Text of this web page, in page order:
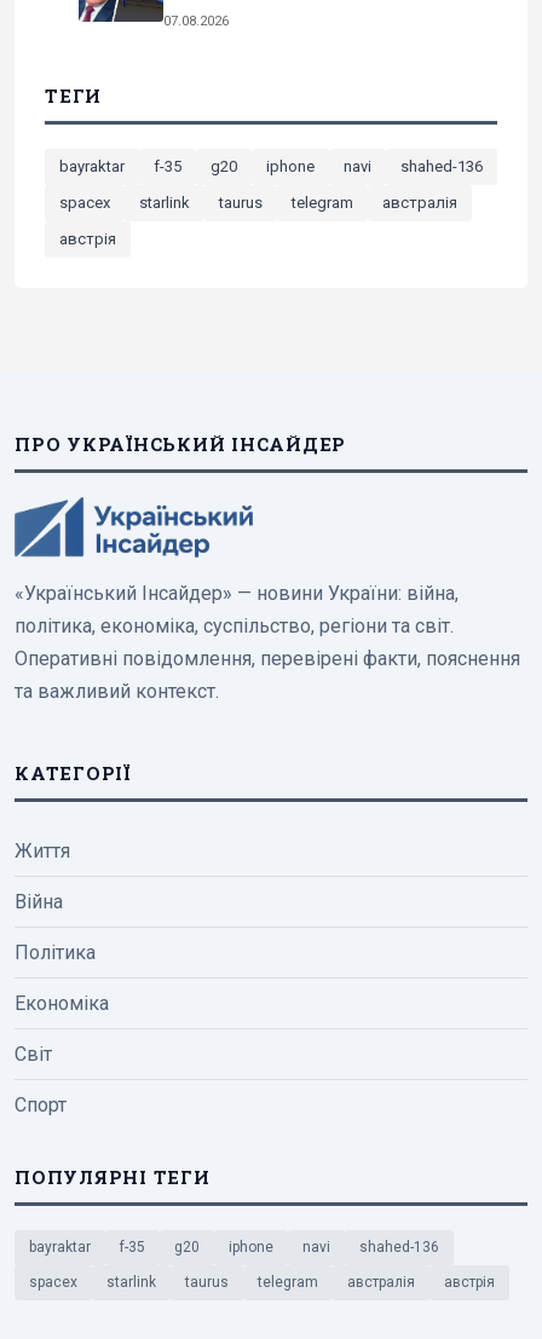
07.08.2026
ТЕГИ
bayraktar f-35 g20 iphone navi
shahed-136
spacex
starlink taurus telegram
австралія
австрія
ПРО УКРАЇНСЬКИЙ ІНСАЙДЕР
«Український Інсайдер» — новини України: війна,
політика, економіка, суспільство, регіони та світ.
Оперативні повідомлення, перевірені факти, пояснення
та важливий контекст.
КАТЕГОРІЇ
Життя
Війна
Політика
Економіка
Світ
Спорт
ПОПУЛЯРНІ ТЕГИ
bayraktar f-35 g20 iphone navi shahed-136
spacex starlink taurus telegram австралія австрія